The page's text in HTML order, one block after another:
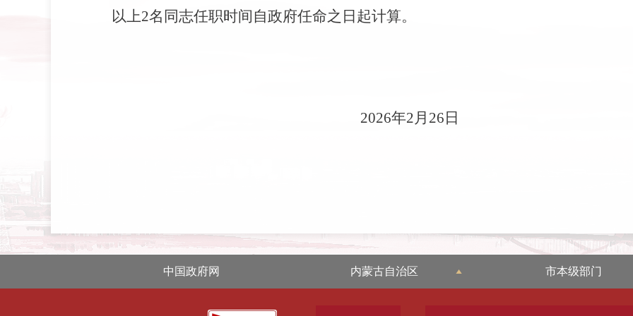
以上2名同志任职时间自政府任命之日起计算。
2026年2月 26 日
中国政府网 内蒙古自治区 市本级部门